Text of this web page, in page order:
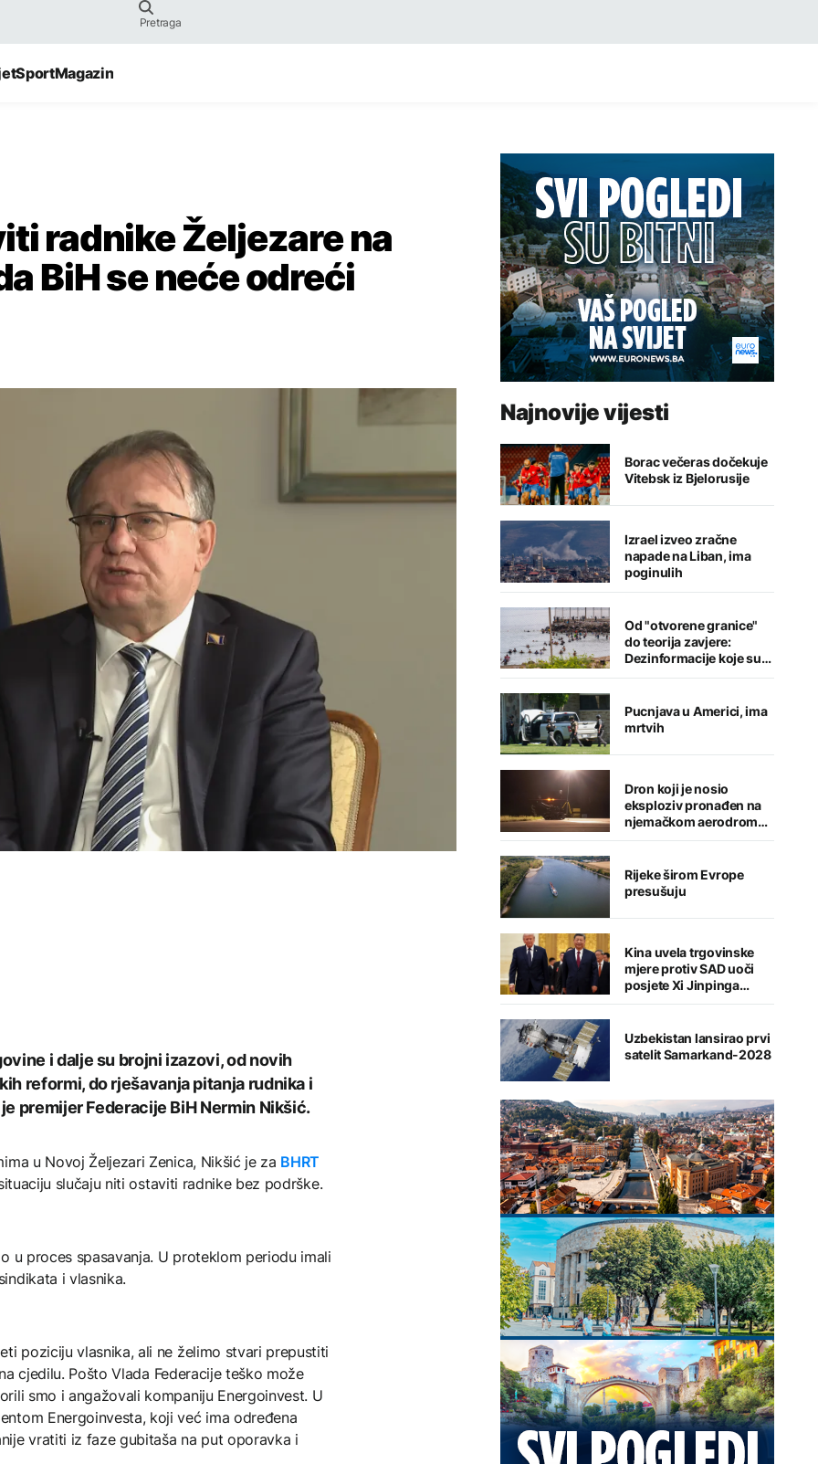
SportMagazin
radnike Željezare na
BiH se neće odreći
i dalje su brojni izazovi, od novih
reformi, do rješavanja pitanja rudnika i
premijer Federacije BiH Nermin Nikšić.
u Novoj Željezari Zenica, Nikšić je za BHRT
slučaju niti ostaviti radnike bez podrške.
u proces spasavanja. U proteklom periodu imali
i vlasnika.
poziciju vlasnika, ali ne želimo stvari prepustiti
cjedilu. Pošto Vlada Federacije teško može
smo i angažovali kompaniju Energoinvest. U
Energoinvesta, koji već ima određena
vratiti iz faze gubitaša na put oporavka i
Najnovije vijesti
Borac večeras dočekuje
Vitebsk iz Bjelorusije
Izrael izveo zračne
napade na Liban, ima
poginulih
Od "otvorene granice"
do teorija zavjere:
Dezinformacije koje su
pratile krizu u Seuti
Pucnjava u Americi, ima
mrtvih
Dron koji je nosio
eksploziv pronađen na
njemačkom aerodromu,
sumnja se na Rusiju
Rijeke širom Evrope
presušuju
Kina uvela trgovinske
mjere protiv SAD uoči
posjete Xi Jinpinga
Washingtonu
Uzbekistan lansirao prvi
satelit Samarkand-2028